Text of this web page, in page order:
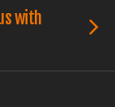
with